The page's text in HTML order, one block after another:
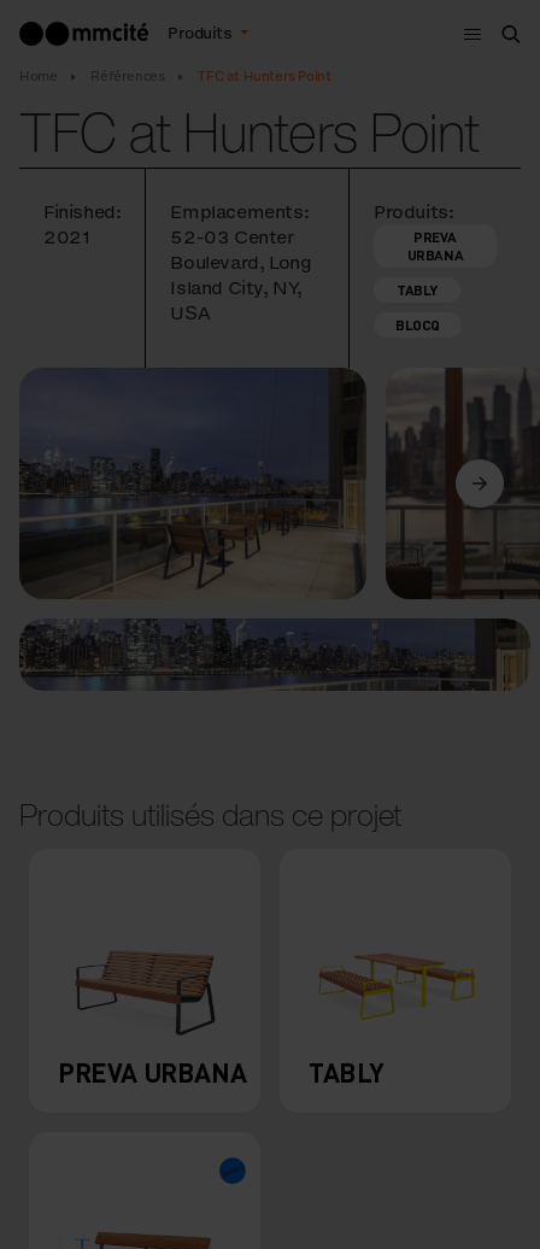
Produits
Menu
Home Références TFC at Hunters Point
TFC at Hunters Point
Finished:
2021
Emplacements:
52-03 Center
Boulevard, Long
Island City, NY,
USA
Produits:
PREVA
URBANA
TABLY
BLOCQ
Précédent Suivant
Produits utilisés dans ce projet
PREVA URBANA TABLY